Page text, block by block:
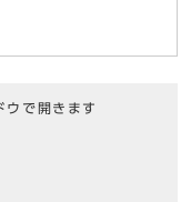
ウで開きます